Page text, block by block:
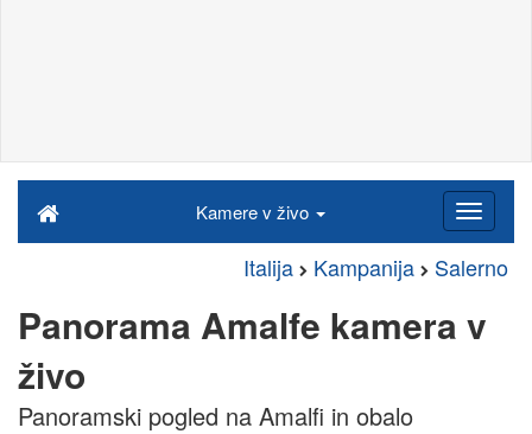
Kamere v živo
Italija Kampanija Salerno
Panorama Amalfe kamera v
živo
Panoramski pogled na Amalfi in obalo